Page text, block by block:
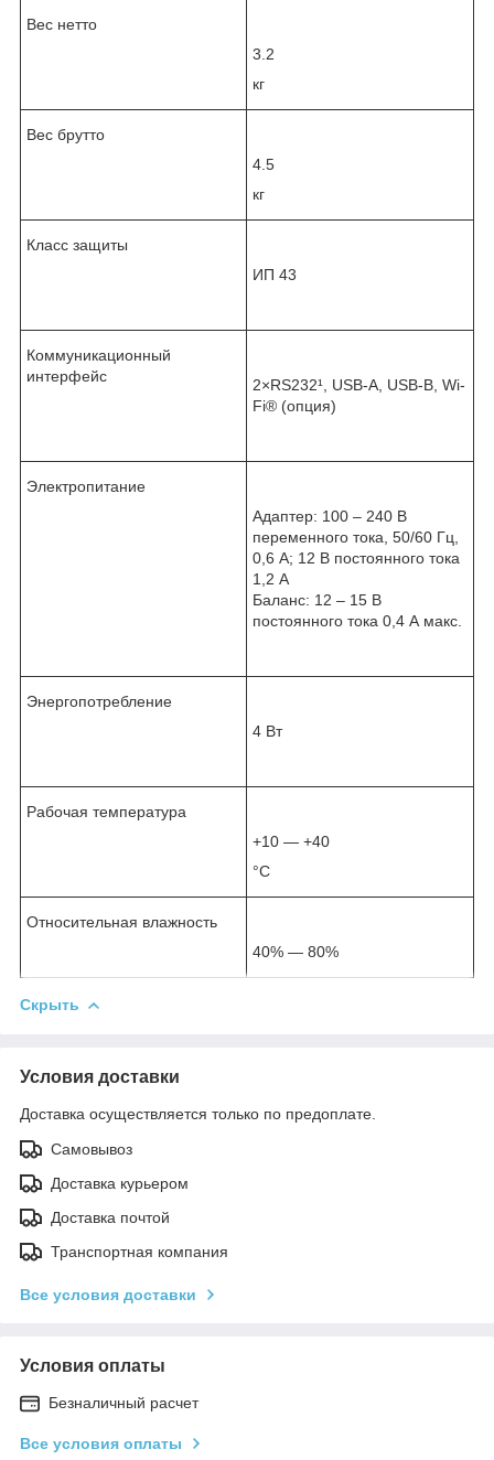
Вес нетто
3.2
кг
Вес брутто
4.5
кг
Класс защиты
ИП 43
Коммуникационный
интерфейс
2×RS232¹, USB-A, USB-B, Wi-
Fi® (опция)
Электропитание
Адаптер: 100 – 240 В
переменного тока, 50/60 Гц,
0,6 А; 12 В постоянного тока
1,2 А
Баланс: 12 – 15 В
постоянного тока 0,4 А макс.
Энергопотребление
4 Вт
Рабочая температура
+10 — +40
°С
Относительная влажность
40% — 80%
Скрыть
Условия доставки
Доставка осуществляется только по предоплате.
Самовывоз
Доставка курьером
Доставка почтой
Транспортная компания
Все условия доставки
Условия оплаты
Безналичный расчет
Все условия оплаты